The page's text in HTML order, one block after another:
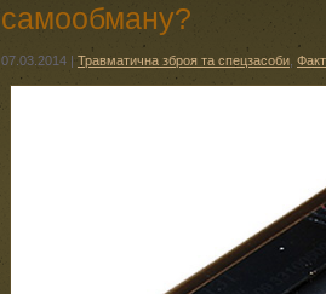
самообману?
07.03.2014 | Травматична зброя та спецзасоби